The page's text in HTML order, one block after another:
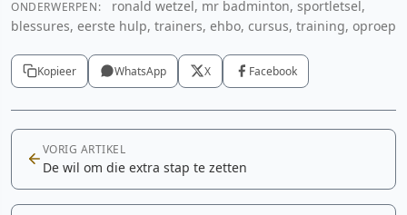
ONDERWERPEN:
ronald wetzel, mr badminton, sportletsel,
blessures, eerste hulp, trainers, ehbo, cursus, training, oproep
Kopieer WhatsApp X Facebook
VORIG ARTIKEL
De wil om die extra stap te zetten